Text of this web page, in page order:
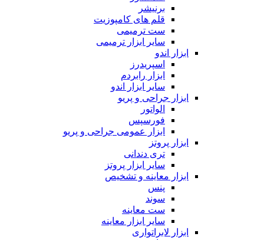
برنیشر
قلم های کامپوزیت
ست ترمیمی
سایر ابزار ترمیمی
ابزار اندو
اسپریدرز
ابزار رابردم
سایر ابزار اندو
ابزار جراحی و پریو
الواتور
فورسپس
ابزار عمومی جراحی و پریو
ابزار پروتز
تری دندانی
سایر ابزار پروتز
ابزار معاینه و تشخیص
پنس
سوند
ست معاینه
سایر ابزار معاینه
ابزار لابراتواری